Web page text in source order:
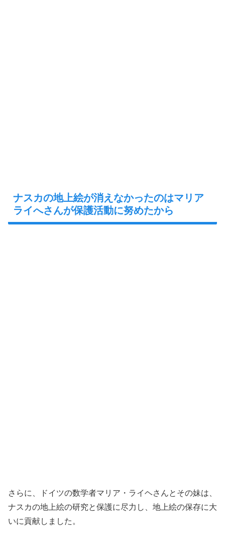
ナスカの地上絵が消えなかったのはマリア
ライへさんが保護活動に努めたから
さらに、ドイツの数学者マリア・ライヘさんとその妹は、
ナスカの地上絵の研究と保護に尽力し、地上絵の保存に大
いに貢献しました。